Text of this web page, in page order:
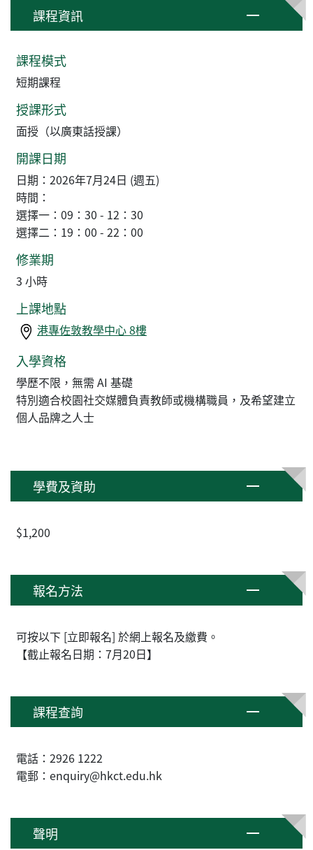
課程資訊
課程模式
短期課程
授課形式
面授（以廣東話授課）
開課日期
日期：2026年7月24日 (週五)
時間：
選擇一：09：30 - 12：30
選擇二：19：00 - 22：00
修業期
3 小時
上課地點
港專佐敦教學中心 8樓
入學資格
學歷不限，無需 AI 基礎
特別適合校園社交媒體負責教師或機構職員，及希望建立
個人品牌之人士
學費及資助
$1,200
報名方法
可按以下 [立即報名] 於網上報名及繳費。
【截止報名日期：7月20日】
課程查詢
電話：2926 1222
電郵：enquiry@hkct.edu.hk
聲明